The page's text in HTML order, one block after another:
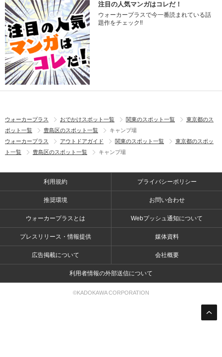
注目の人気マンガはコレだ！
ウォーカープラスで今一番読まれている話
題作をチェック!!
ウォーカープラス おでかけスポット一覧 関東のスポット一覧
東京都のス
ポット一覧
豊島区のスポット一覧
キャンプ場
ウォーカープラス
アウトドアガイド 関東のスポット一覧
東京都のスポッ
ト一覧
豊島区のスポット一覧 キャンプ場
利用規約 プライバシーポリシー
推奨環境 お問い合わせ
ウォーカープラスとは Webプッシュ通知について
プレスリリース・情報提供 媒体資料
広告掲載について 会社概要
利用者情報の外部送信について
©KADOKAWA CORPORATION